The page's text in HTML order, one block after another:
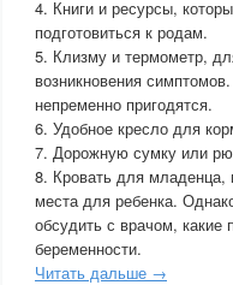
4. Книги и ресурсы,
подготовиться к родам.
5. Клизму и термометр,
возникновения
непременно пригодятся.
6. Удобное кресло для
7. Дорожную сумку или
8. Кровать для
места для ребенка.
обсудить с врачом,
беременности.
Читать дальше →